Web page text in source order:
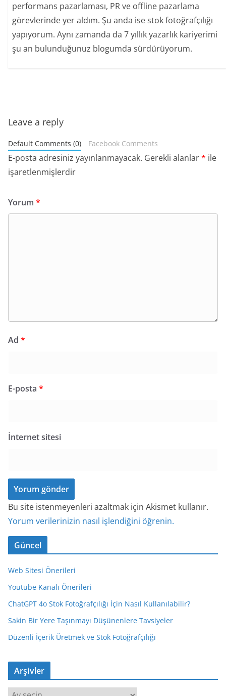
performans pazarlaması, PR ve offline pazarlama
görevlerinde yer aldım. Şu anda ise stok fotoğrafçılığı
yapıyorum. Aynı zamanda da 7 yıllık yazarlık kariyerimi
şu an bulunduğunuz blogumda sürdürüyorum.
Leave a reply
Default Comments (0) Facebook Comments
E-posta adresiniz yayınlanmayacak. Gerekli alanlar* ile
işaretlenmişlerdir
Yorum *
Ad *
E-posta *
İnternet sitesi
Bu site istenmeyenleri azaltmak için Akismet kullanır.
Yorum verilerinizin nasıl işlendiğini öğrenin.
Güncel
Web Sitesi Önerileri
Youtube Kanalı Önerileri
ChatGPT 4o Stok Fotoğrafçılığı İçin Nasıl Kullanılabilir?
Sakin Bir Yere Taşınmayı Düşünenlere Tavsiyeler
Düzenli İçerik Üretmek ve Stok Fotoğrafçılığı
Arşivler